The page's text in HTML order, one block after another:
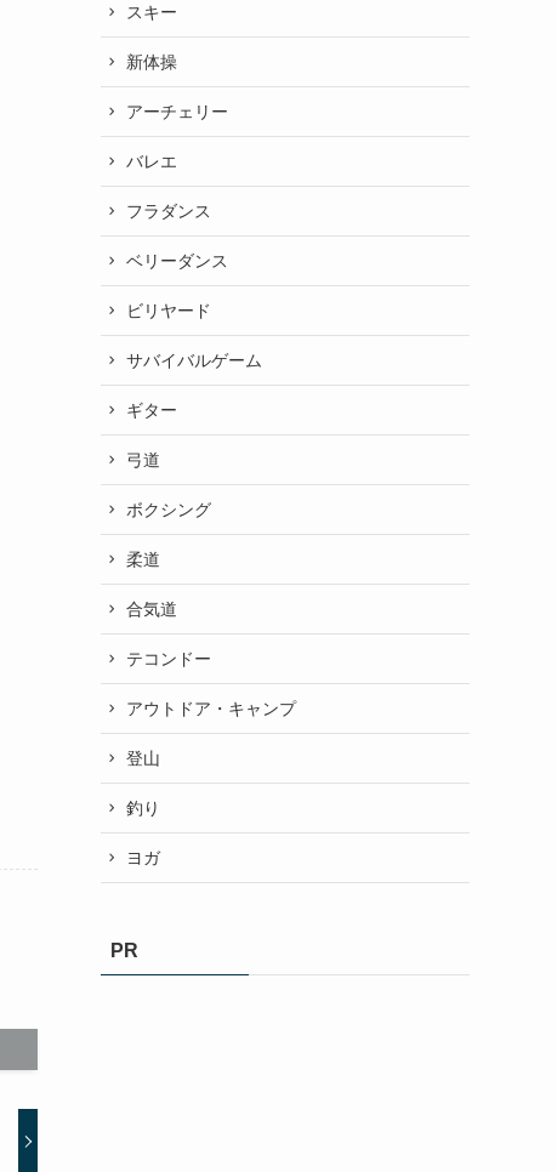
スキー
新体操
アーチェリー
バレエ
フラダンス
ベリーダンス
ビリヤード
サバイバルゲーム
ギター
弓道
ボクシング
柔道
合気道
テコンドー
アウトドア・キャンプ
登山
釣り
ヨガ
PR